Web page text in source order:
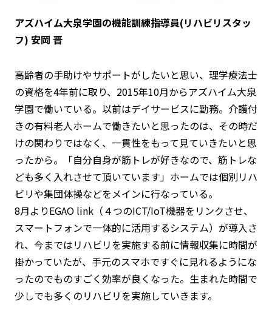
アズハイム大泉学園の機能訓練指導員(リハビリスタッ
フ) 安岡 晋
高齢者の手助けやサポートがしたいと思い、理学療法士
の資格を4年前に取り、2015年10月からアズハイム大泉
学園で働いている。以前はデイサービスに勤務。介護付
きの有料老人ホームで働きたいと思ったのは、その時だ
けの関わりではなく、一貫性をもって見ていきたいと思
ったから。「自分自身が筋トレが好きなので、筋トレな
ども多く入れさせて頂いています」ホームでは個別リハ
ビリや集団体操などをメインに行なっている。
8月よりEGAO link（４つのICT/IoT機器をリンクさせ、
スマートフォンで一体的に活用するシステム）が導入さ
れ、今まではリハビリを実施する前に情報収集に時間が
掛かっていたが、手元のスマホですぐに見れるようにな
ったのでものすごく効率が良くなった。生まれた時間で
少しでも多くのリハビリを実施していきます。